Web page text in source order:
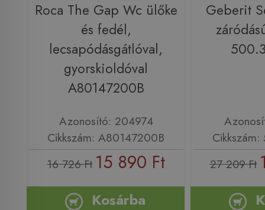
Roca The Gap Wc ülőke
és fedél,
lecsapódásgátlóval,
gyorskioldóval
A80147200B
Azonosító: 204974
Cikkszám: A80147200B
16 726 Ft 15 890 Ft
Kosárba
Geberit
27 209 Ft